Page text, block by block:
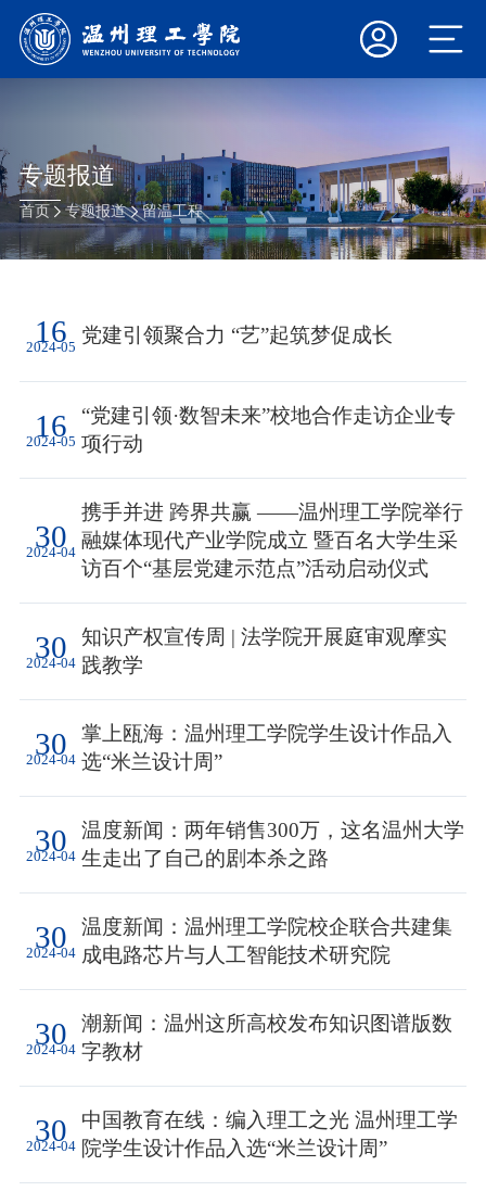
专题报道
首页 专题报道 留温工程
16
2024-05 党建引领聚合力 “艺”起筑梦促成长
16
2024-05
“党建引领·数智未来”校地合作走访企业专
项行动
30
2024-04
携手并进 跨界共赢 ——温州理工学院举行
融媒体现代产业学院成立 暨百名大学生采
访百个“基层党建示范点”活动启动仪式
30
2024-04
知识产权宣传周 | 法学院开展庭审观摩实
践教学
30
2024-04
掌上瓯海：温州理工学院学生设计作品入
选“米兰设计周”
30
2024-04
温度新闻：两年销售300万，这名温州大学
生走出了自己的剧本杀之路
30
2024-04
温度新闻：温州理工学院校企联合共建集
成电路芯片与人工智能技术研究院
30
2024-04
潮新闻：温州这所高校发布知识图谱版数
字教材
30
2024-04
中国教育在线：编入理工之光 温州理工学
院学生设计作品入选“米兰设计周”